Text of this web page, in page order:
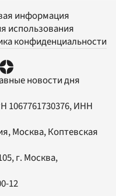
информация
использования
конфиденциальности
новости дня
1067761730376, ИНН
Москва, Коптевская
, г. Москва,
12